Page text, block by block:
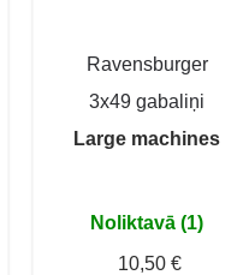
Ravensburger
3x49 gabaliņi
Large machines
Noliktavā (1)
10,50 €